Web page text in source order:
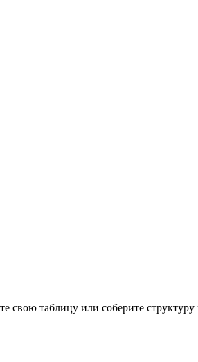
таблицу или соберите структуру